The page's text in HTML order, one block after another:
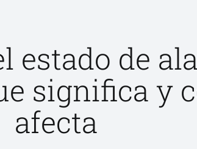
estado de
significa y
afecta